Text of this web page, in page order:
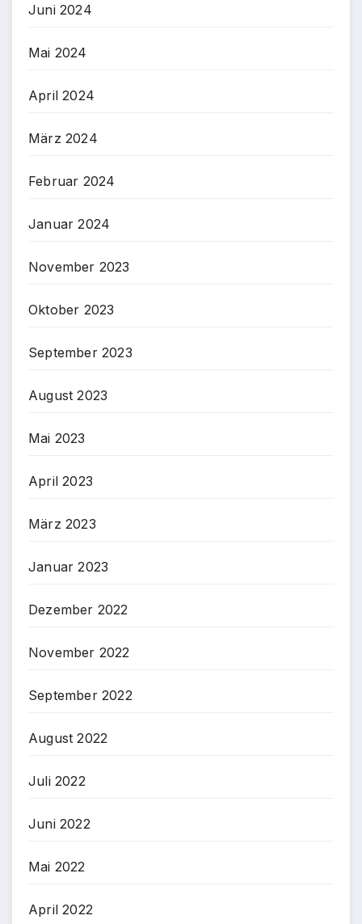
Juni 2024
Mai 2024
April 2024
März 2024
Februar 2024
Januar 2024
November 2023
Oktober 2023
September 2023
August 2023
Mai 2023
April 2023
März 2023
Januar 2023
Dezember 2022
November 2022
September 2022
August 2022
Juli 2022
Juni 2022
Mai 2022
April 2022